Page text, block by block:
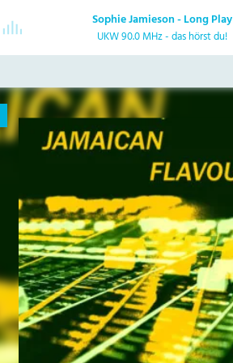
Sophie Jamieson - Long Play
UKW 90.0 MHz - das hörst du!